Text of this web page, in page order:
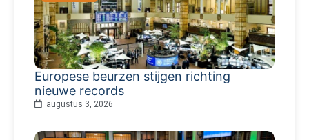
Europese beurzen stijgen richting
nieuwe records
augustus 3, 2026